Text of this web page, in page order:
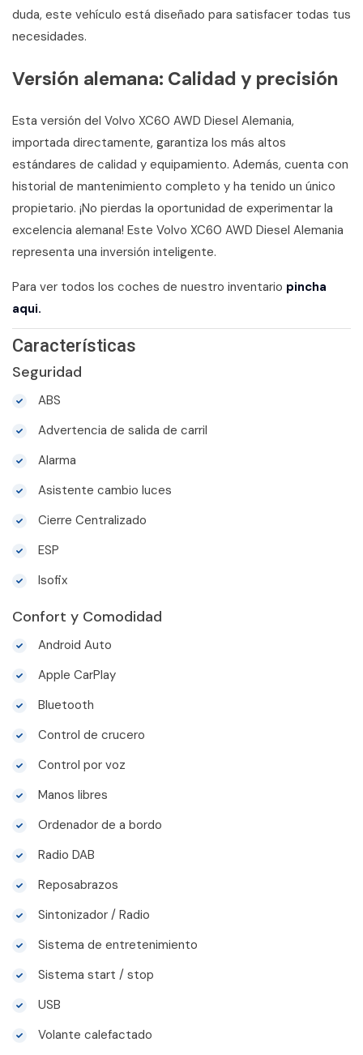
duda, este vehículo está diseñado para satisfacer todas tus
necesidades.
Versión alemana: Calidad y precisión
Esta versión del Volvo XC60 AWD Diesel Alemania,
importada directamente, garantiza los más altos
estándares de calidad y equipamiento. Además, cuenta con
historial de mantenimiento completo y ha tenido un único
propietario. ¡No pierdas la oportunidad de experimentar la
excelencia alemana! Este Volvo XC60 AWD Diesel Alemania
representa una inversión inteligente.
Para ver todos los coches de nuestro inventario pincha
aqui.
Características
Seguridad
ABS
Advertencia de salida de carril
Alarma
Asistente cambio luces
Cierre Centralizado
ESP
Isofix
Confort y Comodidad
Android Auto
Apple CarPlay
Bluetooth
Control de crucero
Control por voz
Manos libres
Ordenador de a bordo
Radio DAB
Reposabrazos
Sintonizador / Radio
Sistema de entretenimiento
Sistema start / stop
USB
Volante calefactado